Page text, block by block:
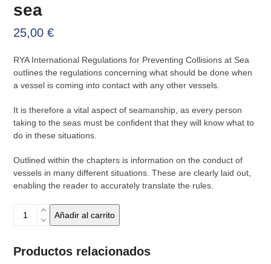
sea
25,00€
RYA International Regulations for Preventing Collisions at Sea
outlines the regulations concerning what should be done when
a vessel is coming into contact with any other vessels.
It is therefore a vital aspect of seamanship, as every person
taking to the seas must be confident that they will know what to
do in these situations.
Outlined within the chapters is information on the conduct of
vessels in many different situations. These are clearly laid out,
enabling the reader to accurately translate the rules.
International
for
Añadir al carrito
Productos relacionados